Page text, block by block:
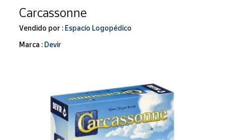
para
buscar
productos
Bebidas
Ocio y cultura
Juguetes y
Merchandising
Carcassonne
Vendido por : Espacio Logopédico
Marca : Devir